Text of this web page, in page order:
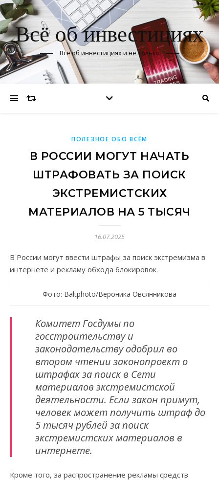
Всё об инвестициях
Всё об инвестициях и не только
ПОЛЕЗНОЕ ОБО ВСЁМ
В РОССИИ МОГУТ НАЧАТЬ
ШТРАФОВАТЬ ЗА ПОИСК
ЭКСТРЕМИСТСКИХ
МАТЕРИАЛОВ НА 5 ТЫСЯЧ
16.07.2025
В России могут ввести штрафы за поиск экстремизма в
интернете и рекламу обхода блокировок.
Фото: Baltphoto/Вероника Овсянникова
Комитет Госдумы по
госстроительству и
законодательству одобрил во
втором чтении законопроект о
штрафах за поиск в Сети
материалов экстремистской
деятельности. Если закон примут,
человек может получить штраф до
5 тысяч рублей за поиск
экстремистских материалов в
интернете.
Кроме того, за распространение рекламы средств